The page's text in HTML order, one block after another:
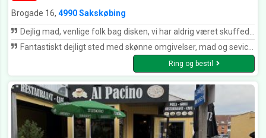
Brogade 16, 4990 Sakskøbing
Dejlig mad, venlige folk bag disken, vi har aldrig været skuffede når vi har fået mad herfra, vores varmeste anbefalinger. Tak for mad🥰
Fantastiskt dejligt sted med skønne omgivelser, mad og sevice er ????. Dette er virkelig mit yndlingssted i byen. Maden ordnes på en meget kunstnerisk måde. Det er rent faktiskt kunst, som til og med smager guddommeligt. Tak Café Da Vinci
Ring og bestil